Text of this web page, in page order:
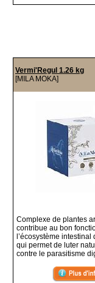
Vermi'Regul 1.26 kg
[MILA MOKA]
Complexe de plantes
contribue au bon
l’écosystème intestinal
qui permet de luter
contre le parasitisme